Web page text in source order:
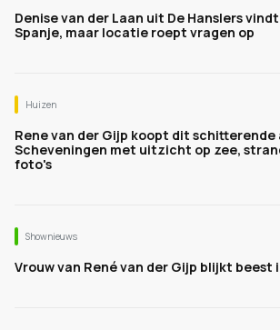
Denise van der Laan uit De Hanslers
Spanje, maar locatie roept vragen op
Huizen
Rene van der Gijp koopt dit
Scheveningen met uitzicht op zee,
foto's
Shownieuws
Vrouw van René van der Gijp blijkt beest